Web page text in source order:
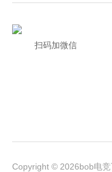
扫码加微信
Copyright © 2026bob电